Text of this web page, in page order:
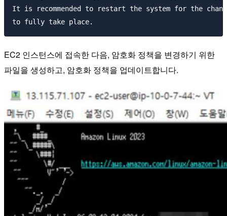
It is recommended to restart the system for the
EC2 인스턴스에 접속한 다음, 암호화 정책을 변경하기 위한
파일을 생성하고, 암호화 정책을 업데이트합니다.